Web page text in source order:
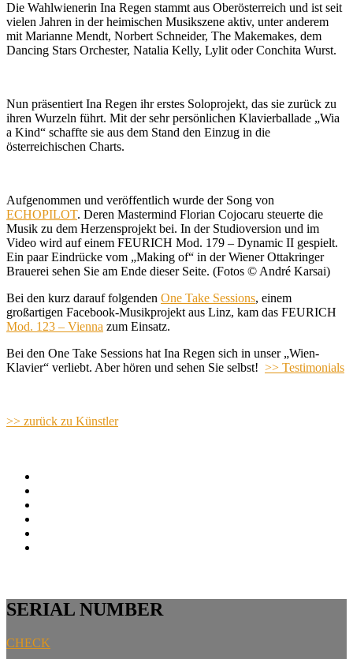
Die Wahlwienerin Ina Regen stammt aus Oberösterreich und ist seit
vielen Jahren in der heimischen Musikszene aktiv, unter anderem
mit Marianne Mendt, Norbert Schneider, The Makemakes, dem
Dancing Stars Orchester, Natalia Kelly, Lylit oder Conchita Wurst.
Nun präsentiert Ina Regen ihr erstes Soloprojekt, das sie zurück zu
ihren Wurzeln führt. Mit der sehr persönlichen Klavierballade „Wia
a Kind“ schaffte sie aus dem Stand den Einzug in die
österreichischen Charts.
Aufgenommen und veröffentlich wurde der Song von
ECHOPILOT. Deren Mastermind Florian Cojocaru steuerte die
Musik zu dem Herzensprojekt bei. In der Studioversion und im
Video wird auf einem FEURICH Mod. 179 – Dynamic II gespielt.
Ein paar Eindrücke vom „Making of“ in der Wiener Ottakringer
Brauerei sehen Sie am Ende dieser Seite. (Fotos © André Karsai)
Bei den kurz darauf folgenden One Take Sessions, einem
großartigen Facebook-Musikprojekt aus Linz, kam das FEURICH
Mod. 123 – Vienna zum Einsatz.
Bei den One Take Sessions hat Ina Regen sich in unser „Wien-
Klavier“ verliebt. Aber hören und sehen Sie selbst! >> Testimonials
>> zurück zu Künstler
SERIAL NUMBER
CHECK